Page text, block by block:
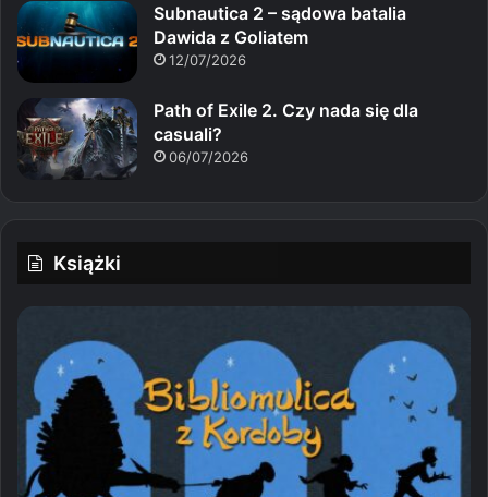
Subnautica 2 – sądowa batalia
Dawida z Goliatem
12/07/2026
Path of Exile 2. Czy nada się dla
casuali?
06/07/2026
Książki